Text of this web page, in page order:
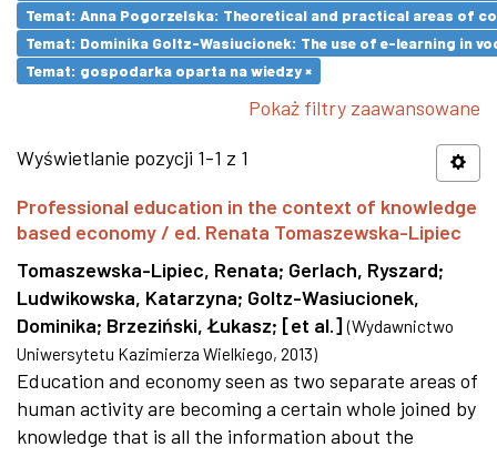
Temat: Anna Pogorzelska: Theoretical and practical areas of
Temat: Dominika Goltz-Wasiucionek: The use of e-learning in
Temat: gospodarka oparta na wiedzy ×
Pokaż filtry zaawansowane
Wyświetlanie pozycji 1-1 z 1
Professional education in the context of knowledge
based economy / ed. Renata Tomaszewska-Lipiec
Tomaszewska-Lipiec, Renata; Gerlach, Ryszard;
Ludwikowska, Katarzyna; Goltz-Wasiucionek,
Dominika; Brzeziński, Łukasz; [et al.] (Wydawnictwo
Uniwersytetu Kazimierza Wielkiego, 2013)
Education and economy seen as two separate areas of
human activity are becoming a certain whole joined by
knowledge that is all the information about the